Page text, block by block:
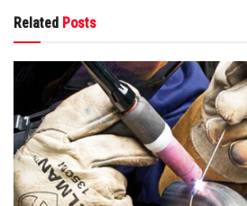
Related Posts